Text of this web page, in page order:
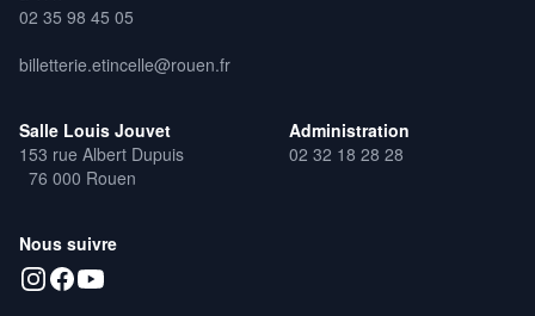
Villette (75) / Le Silo – Grand Paris Sud ((91) / Le CCOUAC
(Centre de Création Ouvert aux Arts en Campagne) – Montiers-
sur-Saulx (55) / Le vent se lève – Paris (19e) / Théâtre de l’Unité
– Audincourt (25)
02 35 98 45 05
billetterie.etincelle@rouen.fr
Salle Louis Jouvet
153 rue Albert Dupuis
76 000 Rouen
Administration
02 32 18 28 28
Nous suivre